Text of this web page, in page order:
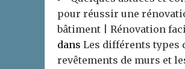
pour réussir une
bâtiment | Rénovation
dans Les différents types
revêtements de murs et